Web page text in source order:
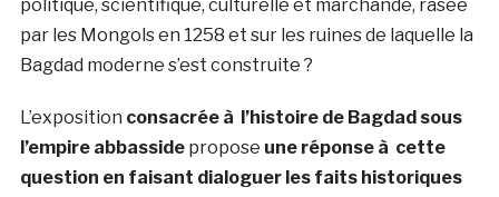
politique, scientifique, culturelle et marchande, rasée
par les Mongols en 1258 et sur les ruines de laquelle la
Bagdad moderne s’est construite ?
L’exposition consacrée à l’histoire de Bagdad sous
l’empire abbasside propose une réponse à cette
question en faisant dialoguer les faits historiques